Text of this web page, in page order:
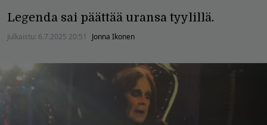
Legenda sai päättää uransa tyylillä.
Julkaistu: 6.7.2025 20:51 Jonna Ikonen